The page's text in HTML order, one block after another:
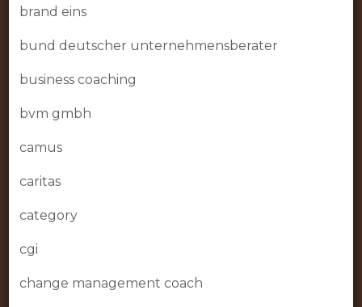
brand eins
bund deutscher unternehmensberater
business coaching
bvm gmbh
camus
caritas
category
cgi
change management coach